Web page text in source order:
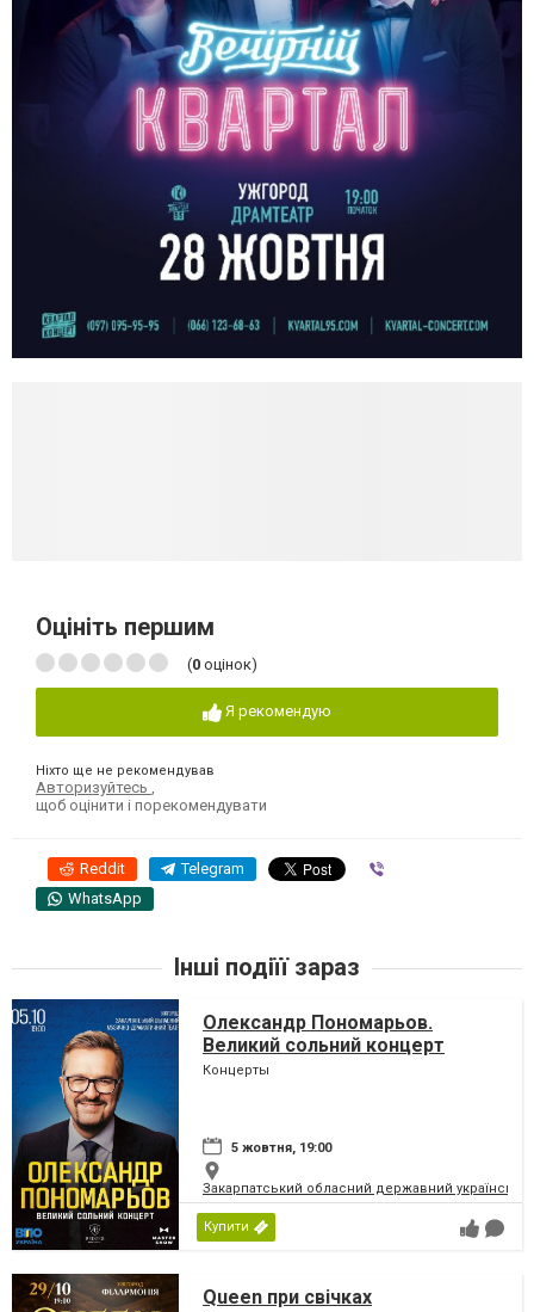
Оцініть першим
(0 оцінок)
Я рекомендую
Ніхто ще не рекомендував
Авторизуйтесь
щоб оцінити і порекомендувати
Reddit Telegram
WhatsApp
Інші подіїї зараз
Олександр Пономарьов.
Великий сольний концерт
Концерты
5 жовтня, 19:00
Закарпатський обласний державний
Купити
Queen при свічках